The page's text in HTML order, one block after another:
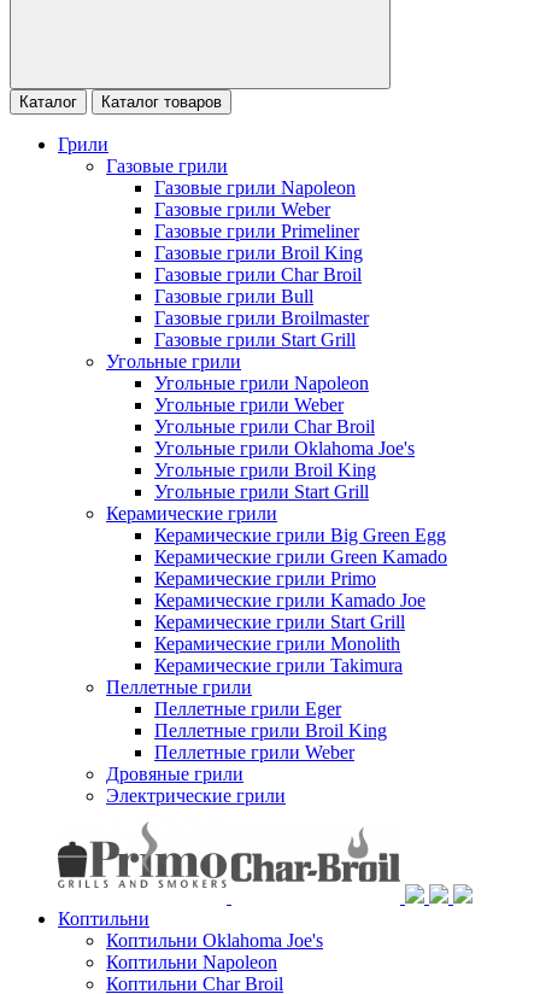
Каталог Каталог товаров
Грили
Газовые грили
Газовые грили Napoleon
Газовые грили Weber
Газовые грили Primeliner
Газовые грили Broil King
Газовые грили Char Broil
Газовые грили Bull
Газовые грили Broilmaster
Газовые грили Start Grill
Угольные грили
Угольные грили Napoleon
Угольные грили Weber
Угольные грили Char Broil
Угольные грили Oklahoma Joe's
Угольные грили Broil King
Угольные грили Start Grill
Керамические грили
Керамические грили Big Green Egg
Керамические грили Green Kamado
Керамические грили Primo
Керамические грили Kamado Joe
Керамические грили Start Grill
Керамические грили Monolith
Керамические грили Takimura
Пеллетные грили
Пеллетные грили Eger
Пеллетные грили Broil King
Пеллетные грили Weber
Дровяные грили
Электрические грили
Коптильни
Коптильни Oklahoma Joe's
Коптильни Napoleon
Коптильни Char Broil